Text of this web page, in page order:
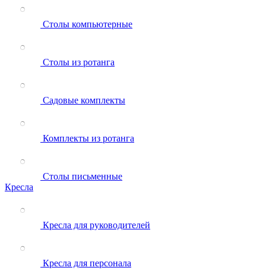
Столы компьютерные
Столы из ротанга
Садовые комплекты
Комплекты из ротанга
Столы письменные
Кресла
Кресла для руководителей
Кресла для персонала